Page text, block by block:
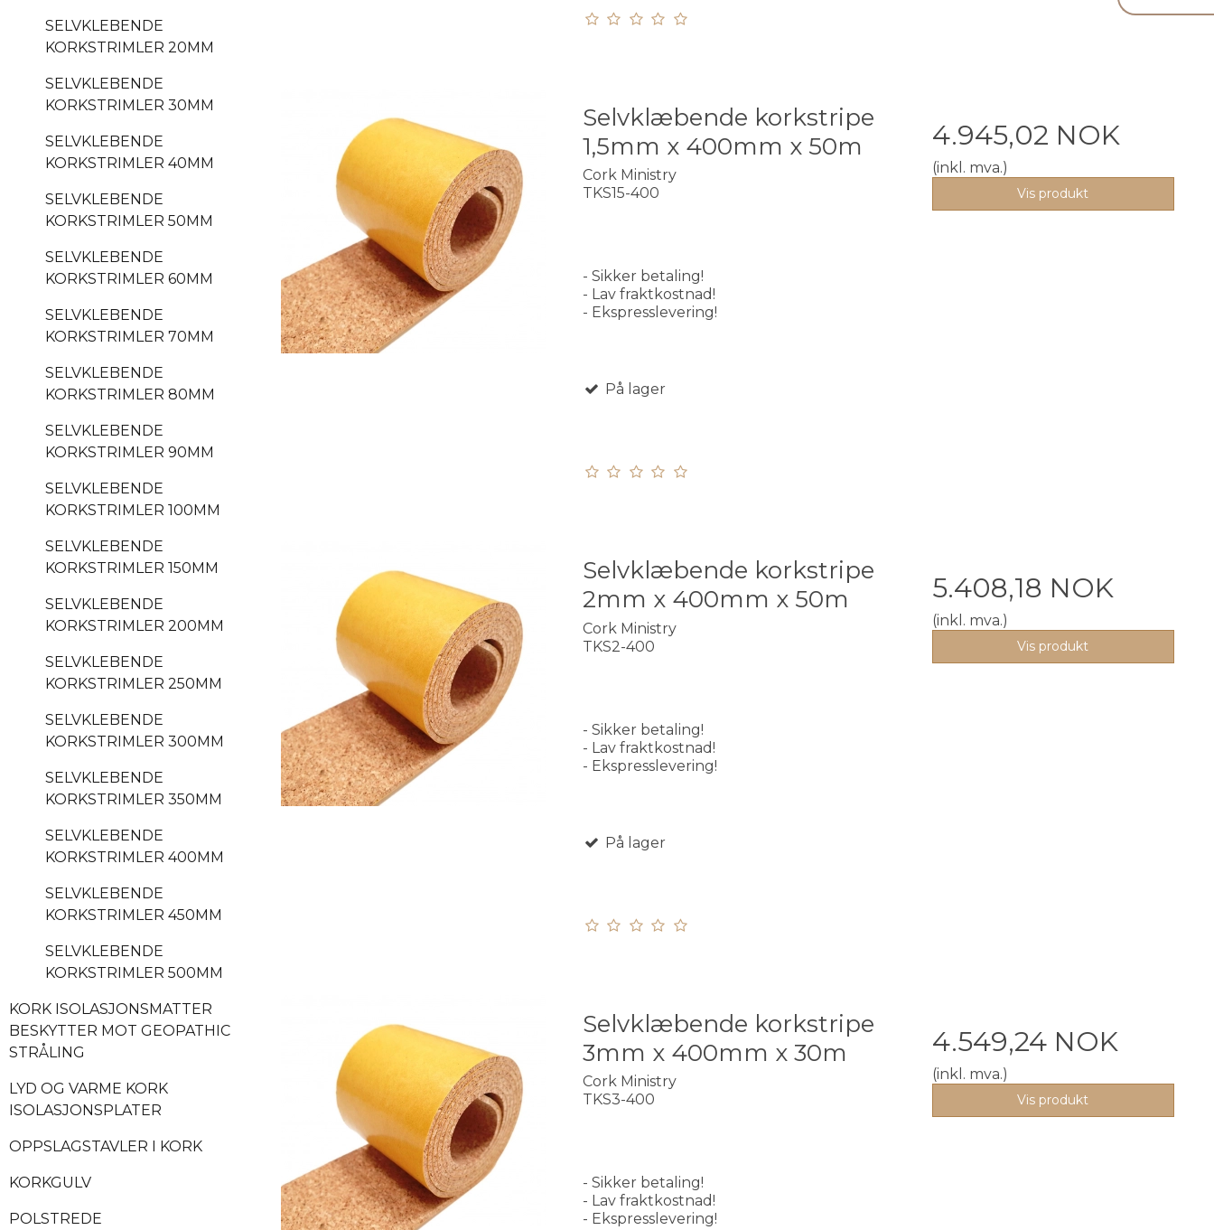
SELVKLEBENDE
KORKSTRIMLER 20MM
SELVKLEBENDE
KORKSTRIMLER 30MM
SELVKLEBENDE
KORKSTRIMLER 40MM
SELVKLEBENDE
KORKSTRIMLER 50MM
SELVKLEBENDE
KORKSTRIMLER 60MM
SELVKLEBENDE
KORKSTRIMLER 70MM
SELVKLEBENDE
KORKSTRIMLER 80MM
SELVKLEBENDE
KORKSTRIMLER 90MM
SELVKLEBENDE
KORKSTRIMLER 100MM
SELVKLEBENDE
KORKSTRIMLER 150MM
SELVKLEBENDE
KORKSTRIMLER 200MM
SELVKLEBENDE
KORKSTRIMLER 250MM
SELVKLEBENDE
KORKSTRIMLER 300MM
SELVKLEBENDE
KORKSTRIMLER 350MM
SELVKLEBENDE
KORKSTRIMLER 400MM
SELVKLEBENDE
KORKSTRIMLER 450MM
SELVKLEBENDE
KORKSTRIMLER 500MM
KORK ISOLASJONSMATTER
BESKYTTER MOT GEOPATHIC
STRÅLING
LYD OG VARME KORK
ISOLASJONSPLATER
OPPSLAGSTAVLER I KORK
KORKGULV
POLSTREDE
Selvklæbende korkstripe
1,5mm x 400mm x 50m
Cork Ministry
TKS15-400
- Sikker betaling!
- Lav fraktkostnad!
- Ekspresslevering!
På lager
4.945,02 NOK
(inkl. mva.)
Vis produkt
Selvklæbende korkstripe
2mm x 400mm x 50m
Cork Ministry
TKS2-400
- Sikker betaling!
- Lav fraktkostnad!
- Ekspresslevering!
På lager
5.408,18 NOK
(inkl. mva.)
Vis produkt
Selvklæbende korkstripe
3mm x 400mm x 30m
Cork Ministry
TKS3-400
- Sikker betaling!
- Lav fraktkostnad!
- Ekspresslevering!
4.549,24 NOK
(inkl. mva.)
Vis produkt